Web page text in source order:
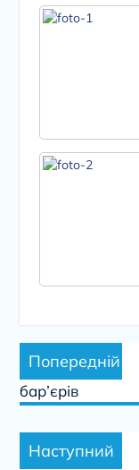
Навігація
записів
Попередній
бар’єрів
Наступний